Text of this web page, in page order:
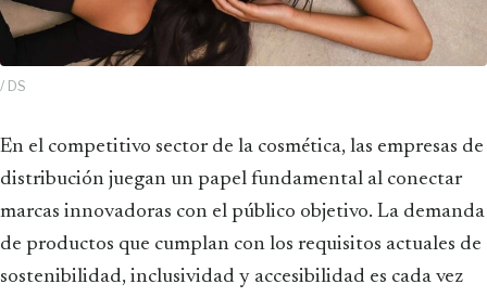
/ DS
En el competitivo sector de la cosmética, las empresas de
distribución juegan un papel fundamental al conectar
marcas innovadoras con el público objetivo. La demanda
de productos que cumplan con los requisitos actuales de
sostenibilidad, inclusividad y accesibilidad es cada vez